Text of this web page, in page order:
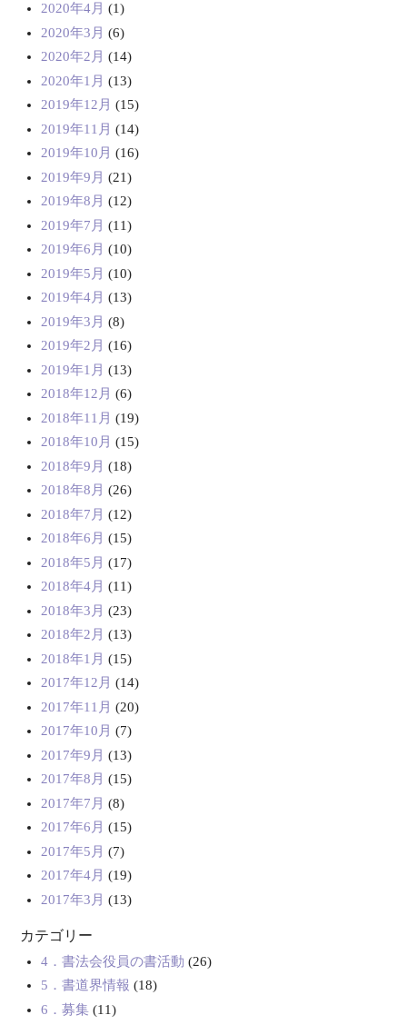
2020年4月 (1)
2020年3月 (6)
2020年2月 (14)
2020年1月 (13)
2019年12月 (15)
2019年11月 (14)
2019年10月 (16)
2019年9月 (21)
2019年8月 (12)
2019年7月 (11)
2019年6月 (10)
2019年5月 (10)
2019年4月 (13)
2019年3月 (8)
2019年2月 (16)
2019年1月 (13)
2018年12月 (6)
2018年11月 (19)
2018年10月 (15)
2018年9月 (18)
2018年8月 (26)
2018年7月 (12)
2018年6月 (15)
2018年5月 (17)
2018年4月 (11)
2018年3月 (23)
2018年2月 (13)
2018年1月 (15)
2017年12月 (14)
2017年11月 (20)
2017年10月 (7)
2017年9月 (13)
2017年8月 (15)
2017年7月 (8)
2017年6月 (15)
2017年5月 (7)
2017年4月 (19)
2017年3月 (13)
カテゴリー
4．書法会役員の書活動 (26)
5．書道界情報 (18)
6．募集(11)